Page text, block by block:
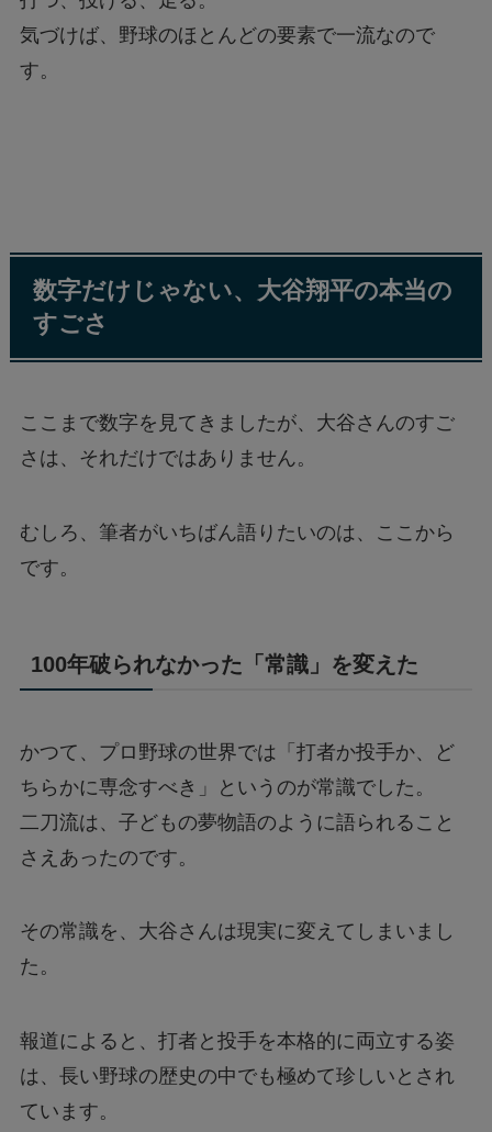
気づけば、野球のほとんどの要素で一流なので
す。
数字だけじゃない、大谷翔平の本当の
すごさ
ここまで数字を見てきましたが、大谷さんのすご
さは、それだけではありません。
むしろ、筆者がいちばん語りたいのは、ここから
です。
100年破られなかった「常識」を変えた
かつて、プロ野球の世界では「打者か投手か、ど
ちらかに専念すべき」というのが常識でした。
二刀流は、子どもの夢物語のように語られること
さえあったのです。
その常識を、大谷さんは現実に変えてしまいまし
た。
報道によると、打者と投手を本格的に両立する姿
は、長い野球の歴史の中でも極めて珍しいとされ
ています。